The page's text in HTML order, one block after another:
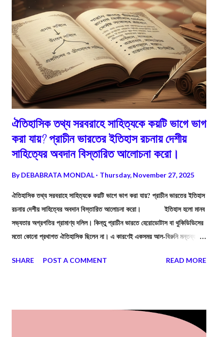
ঐতিহাসিক তথ্য সরবরাহে সাহিত্যকে কয়টি ভাগে ভাগ
করা যায়? প্রাচীন ভারতের ইতিহাস রচনায় দেশীয়
সাহিত্যের অবদান বিস্তারিত আলোচনা করো।
ByDEBABRATA MONDAL Thursday, November 27, 2025
ঐতিহাসিক তথ্য সরবরাহে সাহিত্যকে কয়টি ভাগে ভাগ করা যায়? প্রাচীন ভারতের ইতিহাস
রচনায় দেশীয় সাহিত্যের অবদান বিস্তারিত আলোচনা করো। ইতিহাস হলো মানব
সভ্যতার অগ্রগতির প্রামাণ্য দলিল। কিন্তু প্রাচীন ভারতে হেরোডোটাস বা থুকিডিডিসের
মতো কোনো প্রথাগত ঐতিহাসিক ছিলেন না। এ কারণেই একসময় আল-বিরুনি মন্তব্য
নয়। প্রাচীন ভারতের মুনি-ঋষি এবং কবিরা সরাসরি ইতিহাস না লিখলেও, তাঁদের রচিত
SHARE POST A COMMENT READ MORE